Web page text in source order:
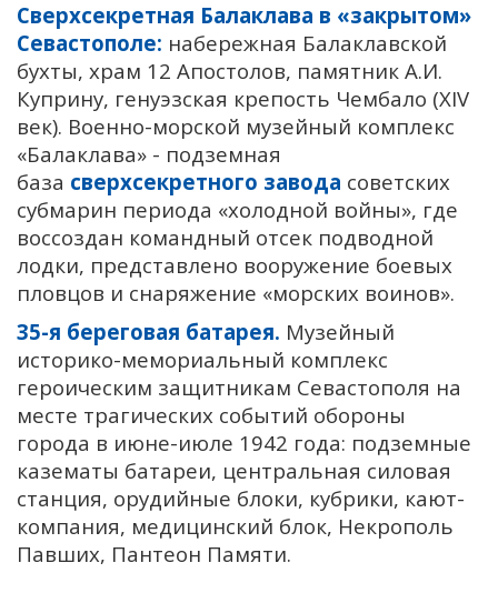
Сверхсекретная Балаклава в «закрытом»
Севастополе: набережная Балаклавской
бухты, храм 12 Апостолов, памятник А.И.
Куприну, генуэзская крепость Чембало (ХIV
век). Военно-морской музейный комплекс
«Балаклава» - подземная
база сверхсекретного завода советских
субмарин периода «холодной войны», где
воссоздан командный отсек подводной
лодки, представлено вооружение боевых
пловцов и снаряжение «морских воинов».
35-я береговая батарея. Музейный
историко-мемориальный комплекс
героическим защитникам Севастополя на
месте трагических событий обороны
города в июне-июле 1942 года: подземные
казематы батареи, центральная силовая
станция, орудийные блоки, кубрики, кают-
компания, медицинский блок, Некрополь
Павших, Пантеон Памяти.